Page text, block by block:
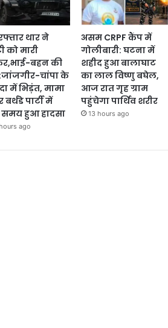
थार ने
को मारी
बहन की
चांपा के
में भिड़ंत, मामा
पार्टी में
समय हुआ हादसा
ago
असम CRPF कैंप में
गोलीबारी: घटना में
शहीद हुआ बालाघाट
का लाल विष्णु बघेल,
आज रात गृह ग्राम
पहुंचेगा पार्थिव शरीर
13 hours ago